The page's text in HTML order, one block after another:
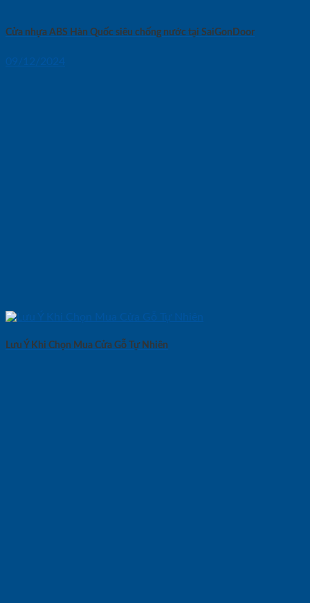
Cửa nhựa ABS Hàn Quốc siêu chống nước tại SaiGonDoor
09/12/2024
Lưu Ý Khi Chọn Mua Cửa Gỗ Tự Nhiên